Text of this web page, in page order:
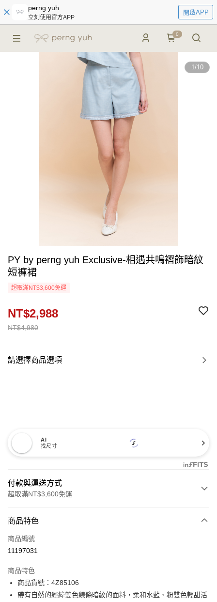
perng yuh
立刻使用官方APP
開啟APP
0
1/10
PY by perng yuh Exclusive-相遇共鳴褶飾暗紋
短褲裙
超取滿NT$3,600免運
NT$4,980
NT$2,988
請選擇商品選項
AI
找尺寸
付款與運送方式
超取滿NT$3,600免運
信用卡一次付款
信用卡分期付款
合作金庫商業銀行
華南商業銀行
上海商業儲蓄銀行
台北富邦商業銀行
LINE Pay
Apple Pay
商品特色
商品編號
11197031
商品特色
商品貨號：4Z85106
帶有自然的經緯雙色線條暗紋的面料，柔和水藍、粉雙色輕甜活